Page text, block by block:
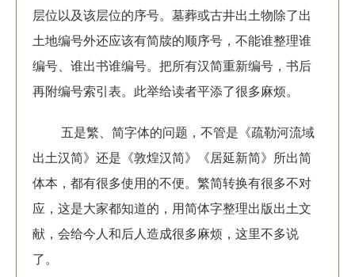
层位以及该层位的序号。墓葬或古井出土物除了出
土地编号外还应该有简牍的顺序号，不能谁整理谁
编号、谁出书谁编号。把所有汉简重新编号，书后
再附编号索引表。此举给读者平添了很多麻烦。
五是繁、简字体的问题，不管是《疏勒河流域
出土汉简》还是《敦煌汉简》《居延新简》所出简
体本，都有很多使用的不便。繁简转换有很多不对
应，这是大家都知道的，用简体字整理出版出土文
献，会给今人和后人造成很多麻烦，这里不多说
了。